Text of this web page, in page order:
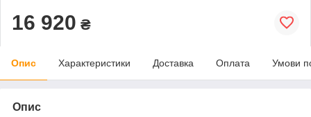
16 920 ₴
Опис Характеристики Доставка Оплата Умови
Опис